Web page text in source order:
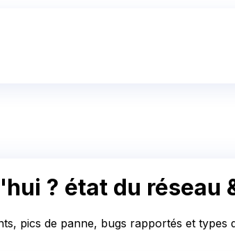
? état du réseau
pics de panne, bugs rapportés et